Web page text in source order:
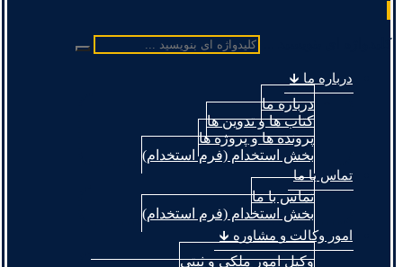
کلیدواژه ای بنویسید ...
درباره ما 🡳
درباره ما
کتاب ها و تدوین ها
پرونده ها و پروژه ها
بخش استخدام (فرم استخدام)
تماس با ما
تماس با ما
بخش استخدام (فرم استخدام)
امور وکالت و مشاوره 🡳
وکیل امور ملکی و ثبتی